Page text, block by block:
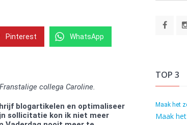
Pinterest WhatsApp
collega Caroline.
blogartikelen en optimaliseer
sollicitatie kon ik niet meer
TOP 3
Maak het
Maak